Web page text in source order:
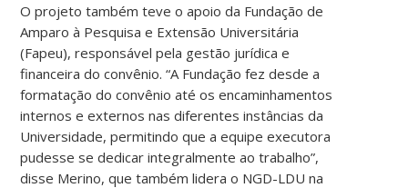
O projeto também teve o apoio da Fundação de
Amparo à Pesquisa e Extensão Universitária
(Fapeu), responsável pela gestão jurídica e
financeira do convênio. “A Fundação fez desde a
formatação do convênio até os encaminhamentos
internos e externos nas diferentes instâncias da
Universidade, permitindo que a equipe executora
pudesse se dedicar integralmente ao trabalho”,
disse Merino, que também lidera o NGD-LDU na